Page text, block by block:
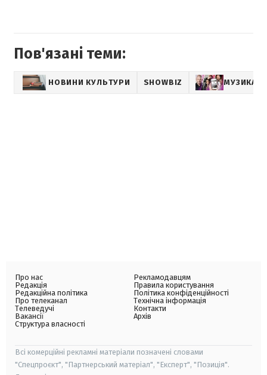
Пов'язані теми:
НОВИНИ КУЛЬТУРИ SHOWBIZ МУЗИКА
Про нас
Редакція
Редакційна політика
Про телеканал
Телеведучі
Вакансії
Структура власності
Рекламодавцям
Правила користування
Політика конфіденційності
Технічна інформація
Контакти
Архів
Всі комерційні рекламні матеріали позначені словами
"Спецпроєкт", "Партнерський матеріал", "Експерт", "Позиція".